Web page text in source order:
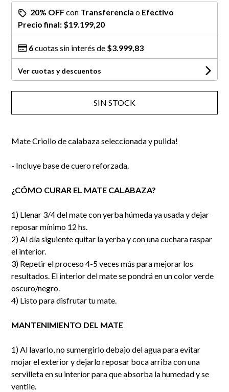
20% OFFcon Transferencia o Efectivo
Precio final: $19.199,20
6cuotas sin interés de $3.999,83
Ver cuotas y descuentos
SIN STOCK
Mate Criollo de calabaza seleccionada y pulida!
- Incluye base de cuero reforzada.
¿CÓMO CURAR EL MATE CALABAZA?
1) Llenar 3/4 del mate con yerba húmeda ya usada y dejar
reposar mínimo 12 hs.
2) Al día siguiente quitar la yerba y con una cuchara raspar
el interior.
3) Repetir el proceso 4-5 veces más para mejorar los
resultados. El interior del mate se pondrá en un color verde
oscuro/negro.
4) Listo para disfrutar tu mate.
MANTENIMIENTO DEL MATE
1) Al lavarlo, no sumergirlo debajo del agua para evitar
mojar el exterior y dejarlo reposar boca arriba con una
servilleta en su interior para que absorba la humedad y se
ventile.